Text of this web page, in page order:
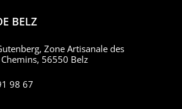
BELZ
Zone Artisanale des
56550 Belz
98 67